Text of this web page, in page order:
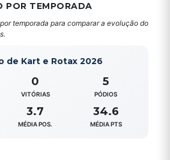
POR TEMPORADA
temporada para comparar a evolução do
de Kart e Rotax 2026
0
VITÓRIAS
5
PÓDIOS
3.7
MÉDIA POS.
34.6
MÉDIA PTS